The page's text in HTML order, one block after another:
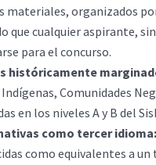
materiales, organizados
que cualquier aspirante,
para el concurso.
históricamente
Comunidades
en los niveles A y B del
como tercer
como equivalentes a